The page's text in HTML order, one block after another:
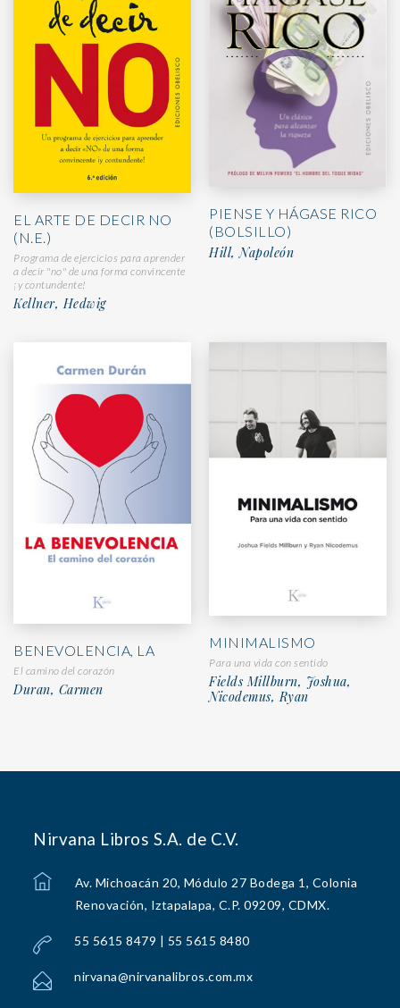
EL ARTE DE DECIR NO
(N.E.)
Programa de ejercicios para aprender
a decir "no" de una forma convincente
¡y contundente!
Kellner, Hedwig
PIENSE Y HÁGASE RICO
(BOLSILLO)
Hill, Napoleón
BENEVOLENCIA, LA
El camino del corazón
Duran, Carmen
MINIMALISMO
Para una vida con sentido
Fields Millburn, Joshua,
Nicodemus, Ryan
Nirvana Libros S.A. de C.V.
Av. Michoacán 20, Módulo 27 Bodega 1, Colonia
Renovación, Iztapalapa, C.P. 09209, CDMX.
55 5615 8479 | 55 5615 8480
nirvana@nirvanalibros.com.mx